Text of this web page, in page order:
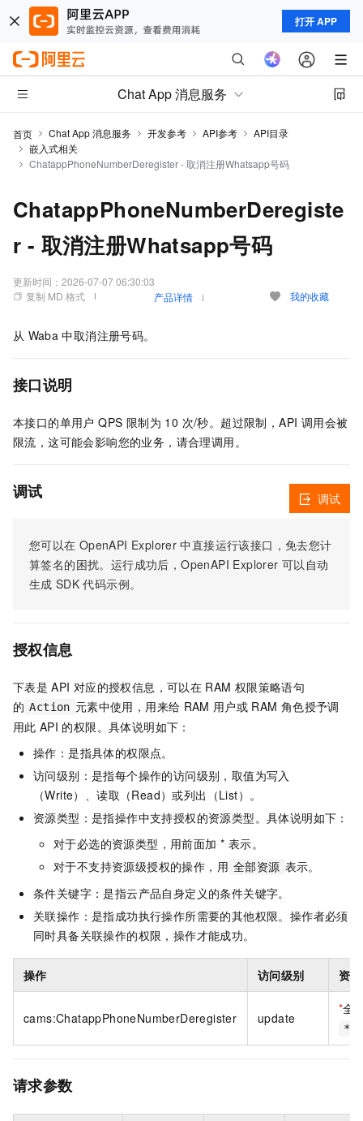
打开 APP
Chat App 消息服务
首页 Chat App 消息服务 开发参考 API参考
API目录
嵌入式相关
ChatappPhoneNumberDeregister - 取消注册Whatsapp号码
ChatappPhoneNumberDeregiste
r - 取消注册Whatsapp号码
更新时间： 2026-07-07 06:30:03
复制 MD 格式
产品详情 我的收藏
从 Waba 中取消注册号码。
接口说明
本接口的单用户 QPS 限制为 10 次/秒。超过限制，API 调用会被
限流，这可能会影响您的业务，请合理调用。
调试
您可以在 OpenAPI Explorer 中直接运行该接口，免去您计
算签名的困扰。运行成功后，OpenAPI Explorer 可以自动
生成 SDK 代码示例。
调试
授权信息
下表是 API 对应的授权信息，可以在 RAM 权限策略语句
的 Action 元素中使用，用来给 RAM 用户或 RAM 角色授予调
用此 API 的权限。具体说明如下：
操作：是指具体的权限点。
访问级别：是指每个操作的访问级别，取值为写入
（Write）、读取（Read）或列出（List）。
资源类型：是指操作中支持授权的资源类型。具体说明如下：
对于必选的资源类型，用前面加 * 表示。
对于不支持资源级授权的操作，用 全部资源 表示。
条件关键字：是指云产品自身定义的条件关键字。
关联操作：是指成功执行操作所需要的其他权限。操作者必须
同时具备关联操作的权限，操作才能成功。
操作 访问级别 资
cams:ChatappPhoneNumberDeregister update
*全
*
请求参数